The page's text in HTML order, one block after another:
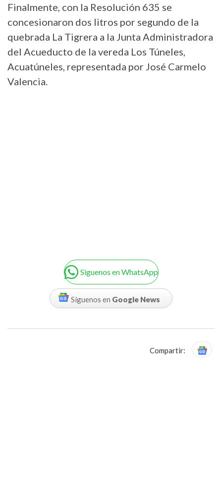
Finalmente, con la Resolución 635 se
concesionaron dos litros por segundo de la
quebrada La Tigrera a la Junta Administradora
del Acueducto de la vereda Los Túneles,
Acuatúneles, representada por José Carmelo
Valencia.
Siguenos en WhatsApp
Síguenos en Google News
Compartir: